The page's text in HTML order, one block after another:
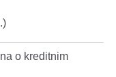
o kreditnim